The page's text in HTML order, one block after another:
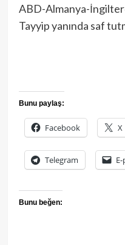
ABD-Almanya-
Tayyip yanında saf
Bunu paylaş:
Facebook X
Telegram
Bunu beğen: